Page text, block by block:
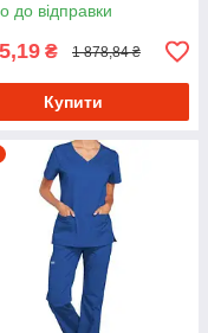
до відправки
₴ 1 878,84 ₴
Купити